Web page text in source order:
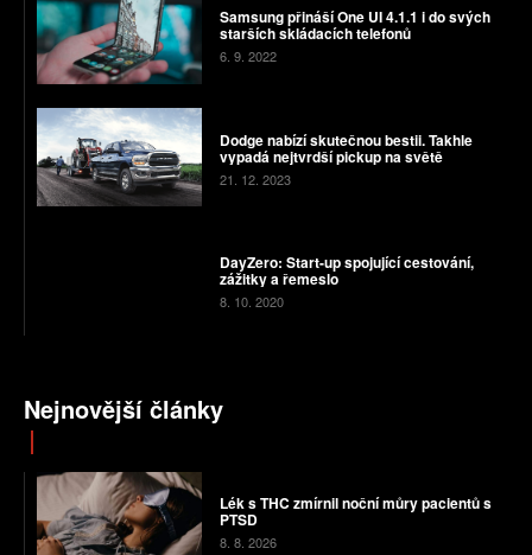
Samsung přináší One UI 4.1.1 i do svých
starších skládacích telefonů
6. 9. 2022
Dodge nabízí skutečnou bestii. Takhle
vypadá nejtvrdší pickup na světě
21. 12. 2023
DayZero: Start-up spojující cestování,
zážitky a řemeslo
8. 10. 2020
Nejnovější články
Lék s THC zmírnil noční můry pacientů s
PTSD
8. 8. 2026